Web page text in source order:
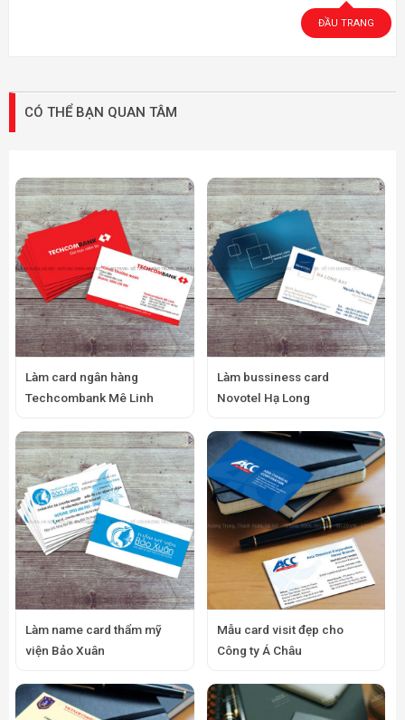
ĐẦU TRANG
CÓ THỂ BẠN QUAN TÂM
Làm card ngân hàng
Techcombank Mê Linh
Làm bussiness card
Novotel Hạ Long
Làm name card thẩm mỹ
viện Bảo Xuân
Mẫu card visit đẹp cho
Công ty Á Châu